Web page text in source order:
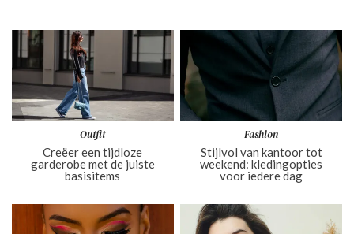
Outfit
Creëer een tijdloze
garderobe met de juiste
basisitems
Fashion
Stijlvol van kantoor tot
weekend: kledingopties
voor iedere dag